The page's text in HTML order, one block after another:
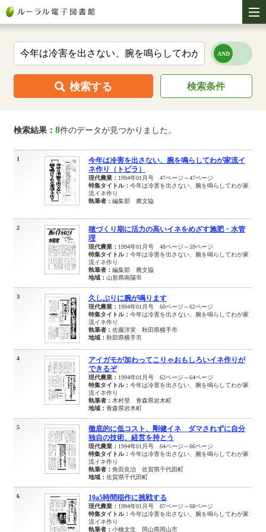
検索する 検索条件
検索結果： 8件のデータが見つかりました。
1
今年は冷害を出さない、腕を鳴らしてわが家流イ
ネ作り（トビラ）
現代農業： 1994年01月号 47ページ～47ページ
特集タイトル： 今年は冷害を出さない、腕を鳴らしてわが家
流イネ作り
執筆者： 編集部 農文協
2
穂づくり期に活力の高いイネをめざす施肥・水管
理
現代農業： 1994年01月号 48ページ～59ページ
特集タイトル： 今年は冷害を出さない、腕を鳴らしてわが家
流イネ作り
執筆者： 編集部 農文協
地域： 山形県南陽市
3 久しぶりに腕が鳴ります
現代農業： 1994年01月号 60ページ～62ページ
特集タイトル： 今年は冷害を出さない、腕を鳴らしてわが家
流イネ作り
執筆者： 佐藤洋実 秋田県横手市
地域： 秋田県横手市
4
アイガモが加わってこりゃおもしろいイネ作りが
できるぞ
現代農業： 1994年01月号 62ページ～64ページ
特集タイトル： 今年は冷害を出さない、腕を鳴らしてわが家
流イネ作り
執筆者： 木村登 青森県岩木町
地域： 青森県岩木町
5
徹底的に低コスト、剛健イネ ダマされずに自分
独自の技術、経営を持とう
現代農業： 1994年01月号 64ページ～66ページ
特集タイトル： 今年は冷害を出さない、腕を鳴らしてわが家
流イネ作り
執筆者： 角田良治 佐賀県千代田町
地域： 佐賀県千代田町
6 10a5時間稲作に挑戦する
現代農業： 1994年01月号 67ページ～68ページ
特集タイトル： 今年は冷害を出さない、腕を鳴らしてわが家
流イネ作り
執筆者： 小橋文生 岡山県岡山市